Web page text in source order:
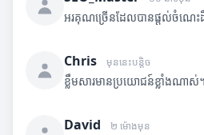
អរគុណច្រើនដែលបានផ្តល់ចំណេះ
Chris មុននេះបន្តិច
ខ្លឹមសារមានប្រយោជន៍ខ្លាំងណាស់។
David ២ ម៉ោងមុន